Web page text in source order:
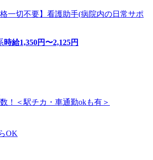
一切不要】看護助手(病院内の日常サポ
時給1,350円〜2,125円
！＜駅チカ・車通勤okも有＞
OK